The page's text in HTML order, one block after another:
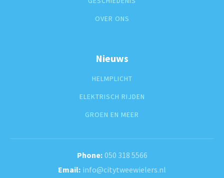
OVER ONS
Nieuws
HELMPLICHT
ELEKTRISCH RIJDEN
GROEN EN MEER
050 318 5566
info@citytweewielers.nl